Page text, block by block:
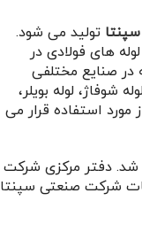
سپنتا تولید می شود.
های فولادی در
صنایع مختلفی
شوفاژ، لوله بویلر،
مورد استفاده قرار می
در سال 1339 تاسیس شد. دفتر مرکزی شرکت
شرکت صنعتی سپنتا